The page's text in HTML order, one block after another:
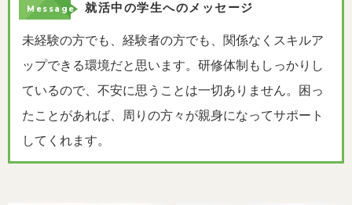
就活中の学生へのメッセージ
未経験の方でも、経験者の方でも、関係なくスキルア
ップできる環境だと思います。研修体制もしっかりし
ているので、不安に思うことは一切ありません。困っ
たことがあれば、周りの方々が親身になってサポート
してくれます。